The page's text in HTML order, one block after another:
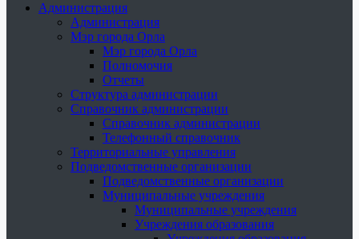
Администрация
Администрация
Мэр города Орла
Мэр города Орла
Полномочия
Отчеты
Структура администрации
Справочник администрации
Справочник администрации
Телефонный справочник
Территориальные управления
Подведомственные организации
Подведомственные организации
Муниципальные учреждения
Муниципальные учреждения
Учреждения образования